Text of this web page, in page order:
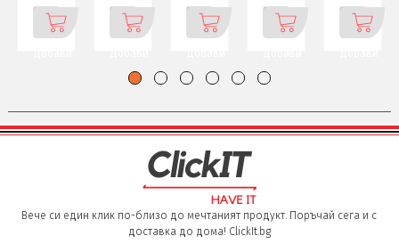
Вече си един клик по-близо до мечтаният продукт. Поръчай сега и с
доставка до дома! ClickIt.bg